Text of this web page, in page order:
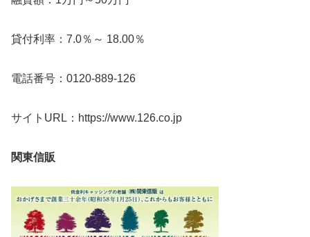
貸付利率：7.0％～ 18.00％
電話番号：0120-889-126
サイトURL：https://www.126.co.jp
関東信販